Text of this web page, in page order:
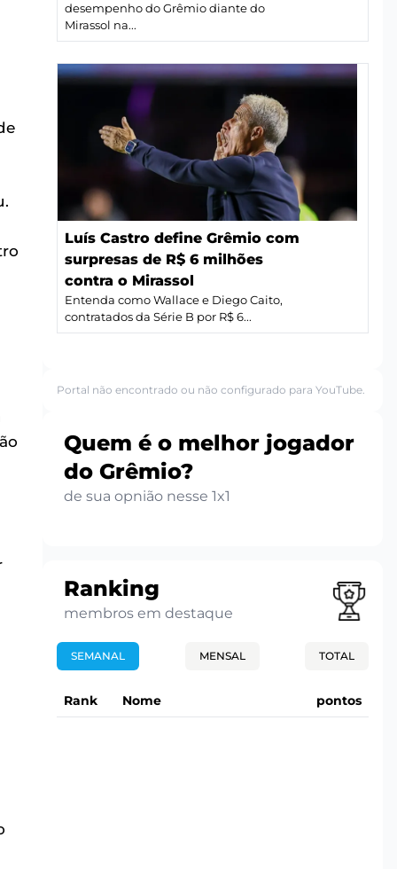
desempenho do Grêmio diante do
Mirassol na...
Luís Castro define Grêmio com
surpresas de R$ 6 milhões
contra o Mirassol
Entenda como Wallace e Diego Caito,
contratados da Série B por R$ 6...
Portal não encontrado ou não configurado para YouTube.
Quem é o melhor jogador
do Grêmio?
de sua opnião nesse 1x1
Ranking
membros em destaque
SEMANAL MENSAL TOTAL
Rank Nome pontos